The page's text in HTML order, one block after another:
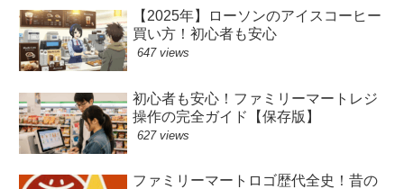
【2025年】ローソンのアイスコーヒー
買い方！初心者も安心
647 views
初心者も安心！ファミリーマートレジ
操作の完全ガイド【保存版】
627 views
ファミリーマートロゴ歴代全史！昔の